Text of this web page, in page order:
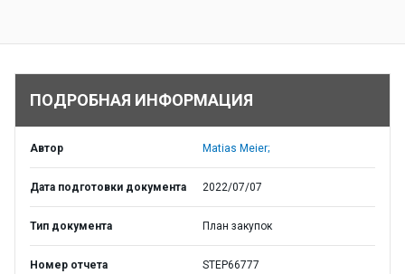
ПОДРОБНАЯ ИНФОРМАЦИЯ
Автор Matias Meier;
Дата подготовки документа 2022/07/07
Тип документа План закупок
Номер отчета STEP66777